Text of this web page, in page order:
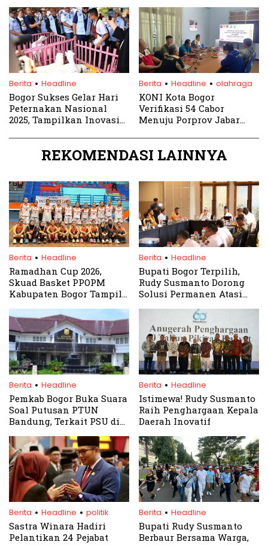
Berita . Headline
Bogor Sukses Gelar Hari
Peternakan Nasional
2025, Tampilkan Inovasi
Nasional
Berita . Headline . olahraga
KONI Kota Bogor
Verifikasi 54 Cabor
Menuju Porprov Jabar
REKOMENDASI LAINNYA
Berita . Headline
Ramadhan Cup 2026,
Skuad Basket PPOPM
Kabupaten Bogor Tampil
Berita . Headline
Bupati Bogor Terpilih,
Rudy Susmanto Dorong
Solusi Permanen Atasi
Kecelakaan di Parung
Panjang
Berita . Headline
Pemkab Bogor Buka Suara
Soal Putusan PTUN
Bandung, Terkait PSU di
Berita . Headline
Istimewa! Rudy Susmanto
Raih Penghargaan Kepala
Daerah Inovatif
Berita . Headline . politik
Sastra Winara Hadiri
Pelantikan 24 Pejabat
Berita . Headline
Bupati Rudy Susmanto
Berbaur Bersama Warga,